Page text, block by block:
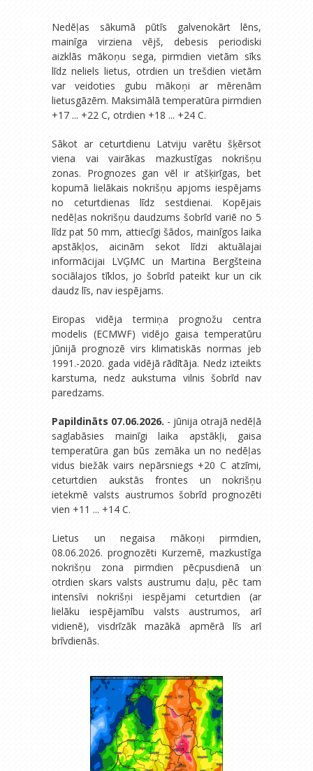
Nedēļas sākumā pūtīs galvenokārt lēns,
mainīga virziena vējš, debesis periodiski
aizklās mākoņu sega, pirmdien vietām sīks
līdz neliels lietus, otrdien un trešdien vietām
var veidoties gubu mākoņi ar mērenām
lietusgāzēm. Maksimālā temperatūra pirmdien
+17 ... +22 C, otrdien +18 ... +24 C.
Sākot ar ceturtdienu Latviju varētu šķērsot
viena vai vairākas mazkustīgas nokrišņu
zonas. Prognozes gan vēl ir atšķirīgas, bet
kopumā lielākais nokrišņu apjoms iespējams
no ceturtdienas līdz sestdienai. Kopējais
nedēļas nokrišņu daudzums šobrīd variē no 5
līdz pat 50 mm, attiecīgi šādos, mainīgos laika
apstākļos, aicinām sekot līdzi aktuālajai
informācijai LVĢMC un Martina Bergšteina
sociālajos tīklos, jo šobrīd pateikt kur un cik
daudz līs, nav iespējams.
Eiropas vidēja termiņa prognožu centra
modelis (ECMWF) vidējo gaisa temperatūru
jūnijā prognozē virs klimatiskās normas jeb
1991.-2020. gada vidējā rādītāja. Nedz izteikts
karstuma, nedz aukstuma vilnis šobrīd nav
paredzams.
Papildināts 07.06.2026. - jūnija otrajā nedēļā
saglabāsies mainīgi laika apstākļi, gaisa
temperatūra gan būs zemāka un no nedēļas
vidus biežāk vairs nepārsniegs +20 C atzīmi,
ceturtdien aukstās frontes un nokrišņu
ietekmē valsts austrumos šobrīd prognozēti
vien +11 ... +14 C.
Lietus un negaisa mākoņi pirmdien,
08.06.2026. prognozēti Kurzemē, mazkustīga
nokrišņu zona pirmdien pēcpusdienā un
otrdien skars valsts austrumu daļu, pēc tam
intensīvi nokrišņi iespējami ceturtdien (ar
lielāku iespējamību valsts austrumos, arī
vidienē), visdrīzāk mazākā apmērā līs arī
brīvdienās.